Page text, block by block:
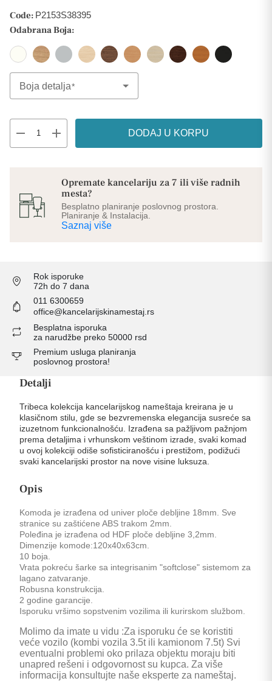
Code: P2153S38395
Odabrana Boja:
Boja detalja
Select Option
remove add DODAJ U KORPU
Opremate kancelariju za 7 ili više radnih
mesta?
Besplatno planiranje poslovnog prostora.
Planiranje & Instalacija.
Saznaj više
Rok isporuke
72h do 7 dana
011 6300659
office@kancelarijskinamestaj.rs
Besplatna isporuka
za narudžbe preko 50000 rsd
Premium usluga planiranja
poslovnog prostora!
Detalji
Tribeca kolekcija kancelarijskog nameštaja kreirana je u
klasičnom stilu, gde se bezvremenska elegancija susreće sa
izuzetnom funkcionalnošću. Izrađena sa pažljivom pažnjom
prema detaljima i vrhunskom veštinom izrade, svaki komad
u ovoj kolekciji odiše sofisticiranošću i prestižom, podižući
svaki kancelarijski prostor na nove visine luksuza.
Opis
Komoda je izrađena od univer ploče debljine 18mm. Sve
stranice su zaštićene ABS trakom 2mm.
Poleđina je izrađena od HDF ploče debljine 3,2mm.
Dimenzije komode:120x40x63cm.
10 boja.
Vrata pokreću šarke sa integrisanim "softclose" sistemom za
lagano zatvaranje.
Robusna konstrukcija.
2 godine garancije.
Isporuku vršimo sopstvenim vozilima ili kurirskom službom.
Molimo da imate u vidu :Za isporuku će se koristiti
veće vozilo (kombi vozila 3.5t ili kamionom 7.5t) Svi
eventualni problemi oko prilaza objektu moraju biti
unapred rešeni i odgovornost su kupca. Za više
informacija konsultujte naše eksperte za nameštaj.